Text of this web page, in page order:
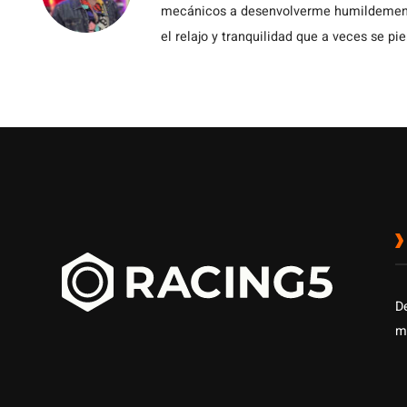
mecánicos a desenvolverme
el relajo y tranquilidad que a veces se